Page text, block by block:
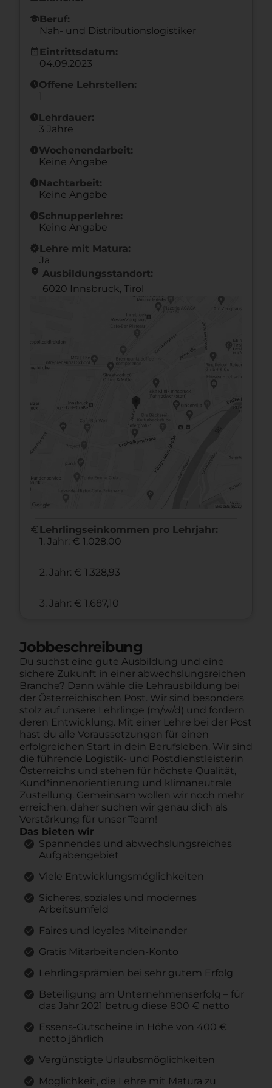
schoolBeruf:
Nah- und Distributionslogistiker
calendar_month Eintrittsdatum:
04.09.2023
scheduleOffene Lehrstellen:
1
scheduleLehrdauer:
3 Jahre
infoWochenendarbeit:
Keine Angabe
infoNachtarbeit:
Keine Angabe
infoSchnupperlehre:
Keine Angabe
new_releasesLehre mit Matura:
Ja
location_on Ausbildungsstandort:
6020 Innsbruck, Tirol
euro Lehrlingseinkommen pro Lehrjahr:
1. Jahr: € 1.028,00
2. Jahr: € 1.328,93
3. Jahr: € 1.687,10
Jobbeschreibung
Du suchst eine gute Ausbildung und eine
sichere Zukunft in einer abwechslungsreichen
Branche? Dann wähle die Lehrausbildung bei
der Österreichischen Post. Wir sind besonders
stolz auf unsere Lehrlinge (m/w/d) und fördern
deren Entwicklung. Mit einer Lehre bei der Post
hast du alle Voraussetzungen für einen
erfolgreichen Start in dein Berufsleben. Wir sind
die führende Logistik- und Postdienstleisterin
Österreichs und stehen für höchste Qualität,
Kund*innenorientierung und klimaneutrale
Zustellung. Gemeinsam wollen wir noch mehr
erreichen, daher suchen wir genau dich als
Verstärkung für unser Team!
Das bieten wir
Spannendes und abwechslungsreiches
Aufgabengebiet
Viele Entwicklungsmöglichkeiten
Sicheres, soziales und modernes
Arbeitsumfeld
Faires und loyales Miteinander
Gratis Mitarbeitenden-Konto
Lehrlingsprämien bei sehr gutem Erfolg
Beteiligung am Unternehmenserfolg – für
das Jahr 2021 betrug diese 800 € netto
Essens-Gutscheine in Höhe von 400 €
netto jährlich
Vergünstigte Urlaubsmöglichkeiten
Möglichkeit, die Lehre mit Matura zu